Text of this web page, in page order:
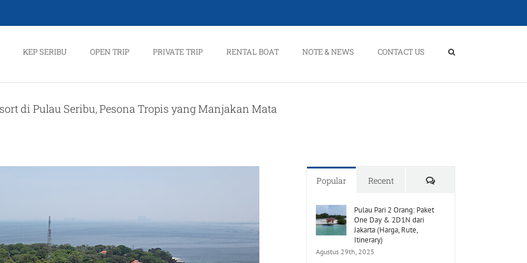
KEP SERIBU OPEN TRIP PRIVATE TRIP RENTAL BOAT NOTE & NEWS CONTACT US
di Pulau Seribu, Pesona Tropis yang Manjakan Mata
Popular Recent Comments
Pulau Pari 2 Orang: Paket
One Day & 2D1N dari
Jakarta (Harga, Rute,
Itinerary)
Agustus 29th, 2025